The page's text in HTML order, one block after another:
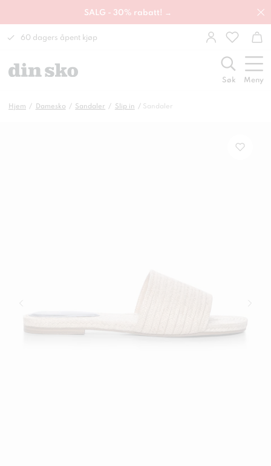
SALG - 30% rabatt! →
60 dagers åpent kjøp
Søk Meny
Hjem Damesko Sandaler Slip in Sandaler